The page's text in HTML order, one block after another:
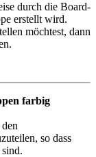
durch die Board-
erstellt wird.
möchtest, dann
farbig
so dass